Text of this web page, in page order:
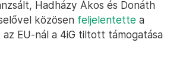
Hadházy Ákos és Donáth
közösen feljelentette a
az EU-nál a 4iG tiltott támogatása